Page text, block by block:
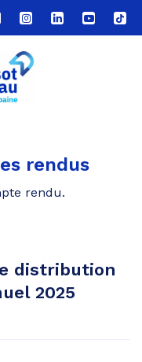
compte
Lien
vers
le
compte
Lien
vers
Lien
vers
Lien
vers
rendus
rendu.
distribution
2025